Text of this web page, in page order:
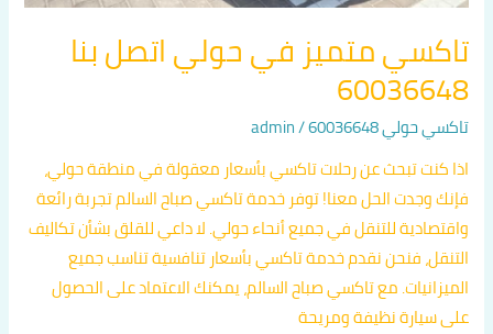
تاكسي متميز في حولي اتصل بنا
60036648
تاكسي حولي 60036648 /
admin
اذا كنت تبحث عن رحلات تاكسي بأسعار معقولة في منطقة حولي،
فإنك وجدت الحل معنا! توفر خدمة تاكسي صباح السالم تجربة رائعة
واقتصادية للتنقل في جميع أنحاء حولي. لا داعي للقلق بشأن تكاليف
التنقل، فنحن نقدم خدمة تاكسي بأسعار تنافسية تناسب جميع
الميزانيات. مع تاكسي صباح السالم، يمكنك الاعتماد على الحصول
على سيارة نظيفة ومريحة